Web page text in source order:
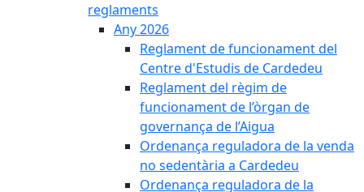
reglaments
Any 2026
Reglament de funcionament del
Centre d'Estudis de Cardedeu
Reglament del règim de
funcionament de l’òrgan de
governança de l’Aigua
Ordenança reguladora de la venda
no sedentària a Cardedeu
Ordenança reguladora de la